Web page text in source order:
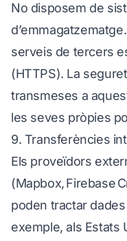
No disposem de
serveis de tercers
(HTTPS). La
transmeses a
les seves pròpies
9. Transferències
Els proveïdors
(Mapbox, Firebase
poden tractar
exemple, als Estats